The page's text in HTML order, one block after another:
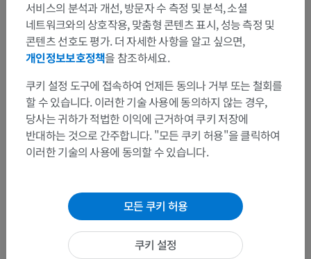
서비스의 분석과 개선, 방문자 수 측정 및 분석, 소셜
네트워크와의 상호작용, 맞춤형 콘텐츠 표시, 성능 측정 및
콘텐츠 선호도 평가. 더 자세한 사항을 알고 싶으면,
개인정보보호정책을 참조하세요.
쿠키 설정 도구에 접속하여 언제든 동의나 거부 또는 철회를
할 수 있습니다. 이러한 기술 사용에 동의하지 않는 경우,
당사는 귀하가 적법한 이익에 근거하여 쿠키 저장에
반대하는 것으로 간주합니다. "모든 쿠키 허용"을 클릭하여
이러한 기술의 사용에 동의할 수 있습니다.
모든 쿠키 허용
쿠키 설정